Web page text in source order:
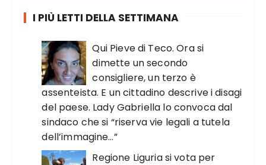
I PIÙ LETTI DELLA SETTIMANA
Qui Pieve di Teco. Ora si
dimette un secondo
consigliere, un terzo è
assenteista. E un cittadino descrive i disagi
del paese. Lady Gabriella lo convoca dal
sindaco che si “riserva vie legali a tutela
dell’immagine…”
Regione Liguria si vota per